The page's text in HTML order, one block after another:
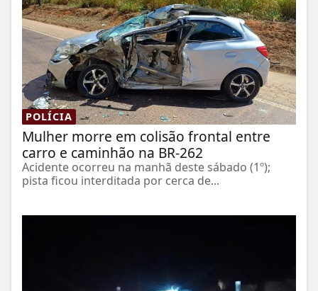
POLÍCIA
Mulher morre em colisão frontal entre
carro e caminhão na BR-262
Acidente ocorreu na manhã deste sábado (1º);
pista ficou interditada por cerca de...